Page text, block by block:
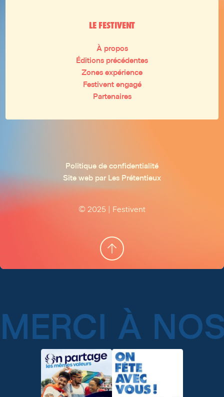
LE FESTIVENT
À propos
Éditions précédentes
Zones expérience
Festivent engagé
Partenaires
Politique de confidentialité
Site web par Les Prétentieux
© 2025 | Festivent
MERCI À